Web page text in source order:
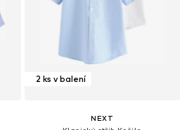
2 ks v balení
NEXT